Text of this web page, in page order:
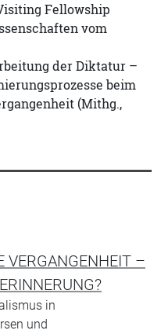
Fellowship
vom
der Diktatur –
beim
(Mithg.,
VERGANGENHEIT –
in
und